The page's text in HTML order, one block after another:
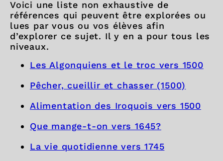
Voici une liste non exhaustive de
références qui peuvent être explorées ou
lues par vous ou vos élèves afin
d’explorer ce sujet. Il y en a pour tous les
niveaux.
Les Algonquiens et le troc vers 1500
Pêcher, cueillir et chasser (1500)
Alimentation des Iroquois vers 1500
Que mange-t-on vers 1645?
La vie quotidienne vers 1745